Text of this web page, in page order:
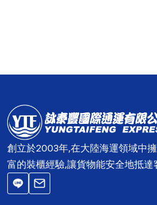
創立於2003年,在大陸海運領域中
富的裝櫃經驗,讓貨物能安全地抵達